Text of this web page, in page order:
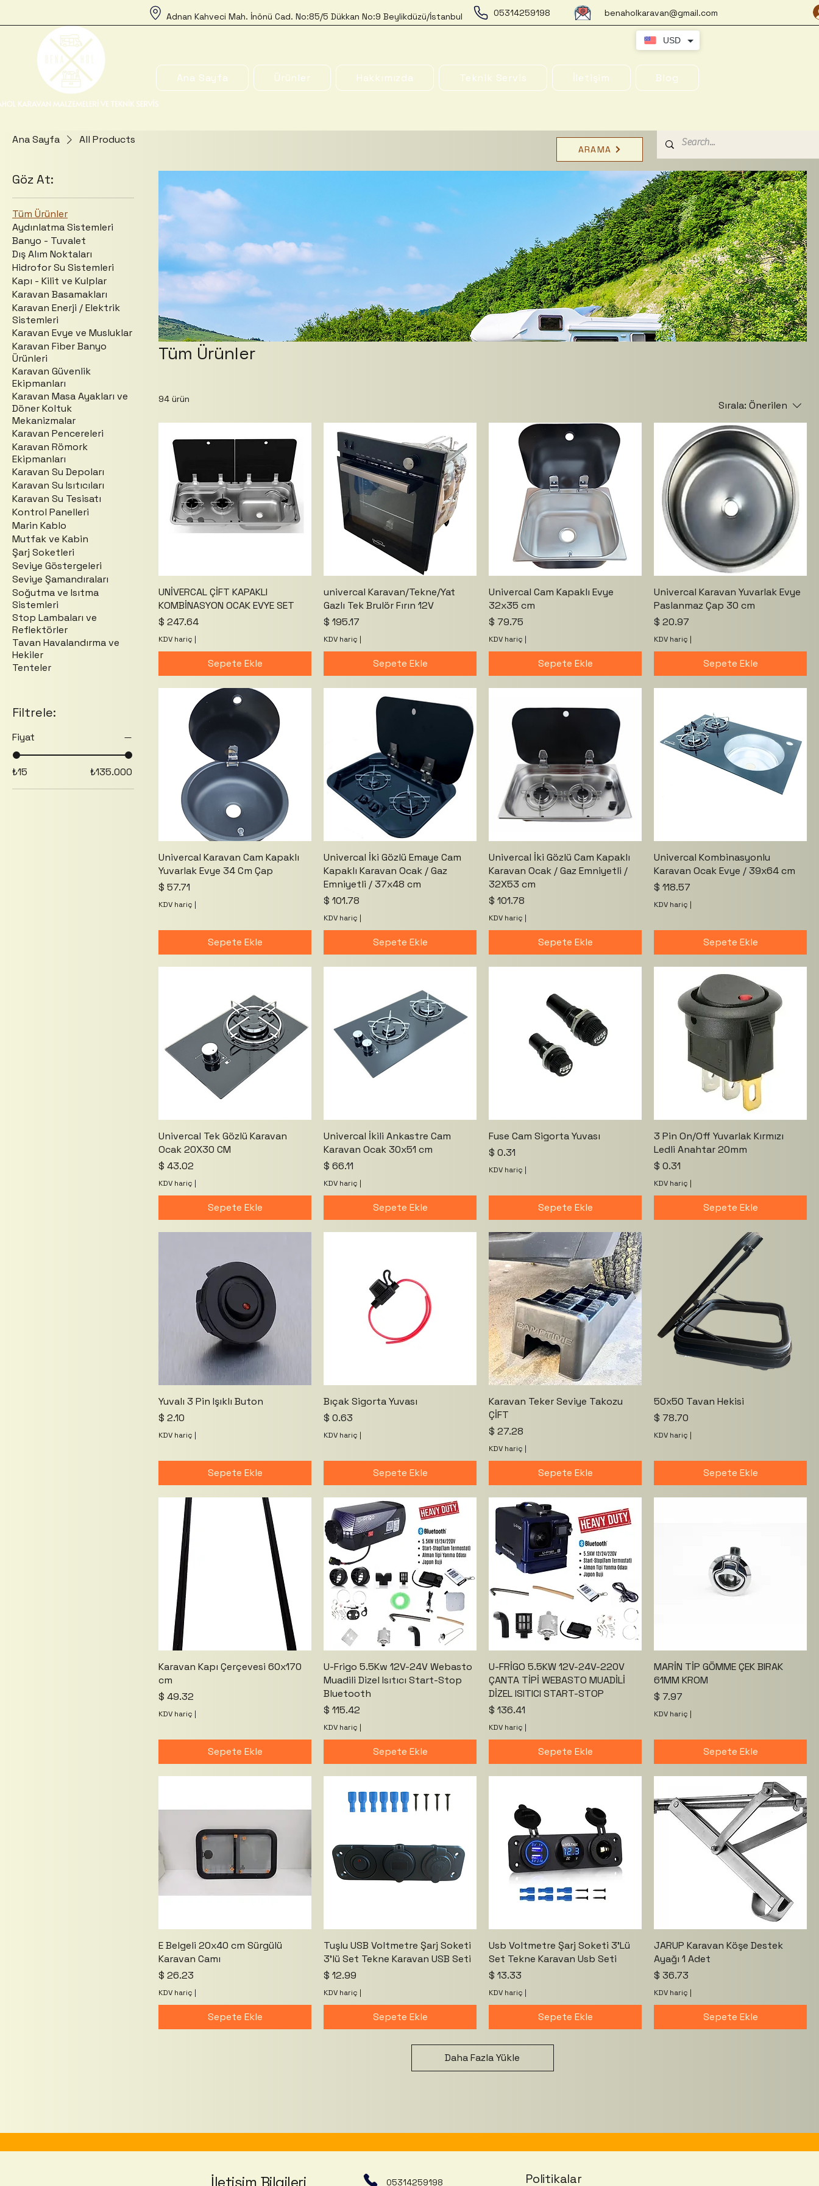
Adnan Kahveci Mah. İnönü Cad. No:85/5 Dükkan No:9 Beylikdüzü/İstanbul 05314259198 benaholkaravan@gmail.com
Ana Sayfa Ürünler Hakkımızda Teknik Servis İletişim Blog
Ana Sayfa All Products
Göz At:
Tüm Ürünler
Aydınlatma Sistemleri
Banyo - Tuvalet
Dış Alım Noktaları
Hidrofor Su Sistemleri
Kapı - Kilit ve Kulplar
Karavan Basamakları
Karavan Enerji / Elektrik
Sistemleri
Karavan Evye ve Musluklar
Karavan Fiber Banyo
Ürünleri
Karavan Güvenlik
Ekipmanları
Karavan Masa Ayakları ve
Döner Koltuk
Mekanizmalar
Karavan Pencereleri
Karavan Römork
Ekipmanları
Karavan Su Depoları
Karavan Su Isıtıcıları
Karavan Su Tesisatı
Kontrol Panelleri
Marin Kablo
Mutfak ve Kabin
Şarj Soketleri
Seviye Göstergeleri
Seviye Şamandıraları
Soğutma ve Isıtma
Sistemleri
Stop Lambaları ve
Reflektörler
Tavan Havalandırma ve
Hekiler
Tenteler
Filtrele:
Fiyat
₺15 ₺135.000
Tüm Ürünler
94 ürün Sırala: Önerilen
UNİVERCAL ÇİFT KAPAKLI
KOMBİNASYON OCAK EVYE SET
Fiyat
$ 247.64
KDV hariç |
Sepete Ekle
univercal Karavan/Tekne/Yat
Gazlı Tek Brulör Fırın 12V
Fiyat
$ 195.17
KDV hariç |
Sepete Ekle
Univercal Cam Kapaklı Evye
32x35 cm
Fiyat
$ 79.75
KDV hariç |
Sepete Ekle
Univercal Karavan Yuvarlak Evye
Paslanmaz Çap 30 cm
Fiyat
$ 20.97
KDV hariç |
Sepete Ekle
Univercal Karavan Cam Kapaklı
Yuvarlak Evye 34 Cm Çap
Fiyat
$ 57.71
KDV hariç |
Sepete Ekle
Univercal İki Gözlü Emaye Cam
Kapaklı Karavan Ocak / Gaz
Emniyetli / 37x48 cm
Fiyat
$ 101.78
KDV hariç |
Sepete Ekle
Univercal İki Gözlü Cam Kapaklı
Karavan Ocak / Gaz Emniyetli /
32X53 cm
Fiyat
$ 101.78
KDV hariç |
Sepete Ekle
Univercal Kombinasyonlu
Karavan Ocak Evye / 39x64 cm
Fiyat
$ 118.57
KDV hariç |
Sepete Ekle
Univercal Tek Gözlü Karavan
Ocak 20X30 CM
Fiyat
$ 43.02
KDV hariç |
Sepete Ekle
Univercal İkili Ankastre Cam
Karavan Ocak 30x51 cm
Fiyat
$ 66.11
KDV hariç |
Sepete Ekle
Fuse Cam Sigorta Yuvası
Fiyat
$ 0.31
KDV hariç |
Sepete Ekle
3 Pin On/Off Yuvarlak Kırmızı
Ledli Anahtar 20mm
Fiyat
$ 0.31
KDV hariç |
Sepete Ekle
Yuvalı 3 Pin Işıklı Buton
Fiyat
$ 2.10
KDV hariç |
Sepete Ekle
Bıçak Sigorta Yuvası
Fiyat
$ 0.63
KDV hariç |
Sepete Ekle
Karavan Teker Seviye Takozu
ÇİFT
Fiyat
$ 27.28
KDV hariç |
Sepete Ekle
50x50 Tavan Hekisi
Fiyat
$ 78.70
KDV hariç |
Sepete Ekle
Karavan Kapı Çerçevesi 60x170
cm
Fiyat
$ 49.32
KDV hariç |
Sepete Ekle
U-Frigo 5.5Kw 12V-24V Webasto
Muadili Dizel Isıtıcı Start-Stop
Bluetooth
Fiyat
$ 115.42
KDV hariç |
Sepete Ekle
U-FRİGO 5.5KW 12V-24V-220V
ÇANTA TİPİ WEBASTO MUADİLİ
DİZEL ISITICI START-STOP
Fiyat
$ 136.41
KDV hariç |
Sepete Ekle
MARİN TİP GÖMME ÇEK BIRAK
61MM KROM
Fiyat
$ 7.97
KDV hariç |
Sepete Ekle
E Belgeli 20x40 cm Sürgülü
Karavan Camı
Fiyat
$ 26.23
KDV hariç |
Sepete Ekle
Tuşlu USB Voltmetre Şarj Soketi
3'lü Set Tekne Karavan USB Seti
Fiyat
$ 12.99
KDV hariç |
Sepete Ekle
Usb Voltmetre Şarj Soketi 3'Lü
Set Tekne Karavan Usb Seti
Fiyat
$ 13.33
KDV hariç |
Sepete Ekle
JARUP Karavan Köşe Destek
Ayağı 1 Adet
Fiyat
$ 36.73
KDV hariç |
Sepete Ekle
Daha Fazla Yükle
ARAMA
İletişim Bilgileri 05314259198 Politikalar
USD